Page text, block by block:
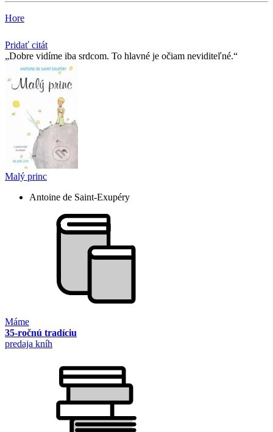
Hore
Pridať citát
Dobre vidíme iba srdcom. To hlavné je očiam neviditeľné.
Malý princ
Antoine de Saint-Exupéry
Máme
35-ročnú tradíciu
predaja kníh